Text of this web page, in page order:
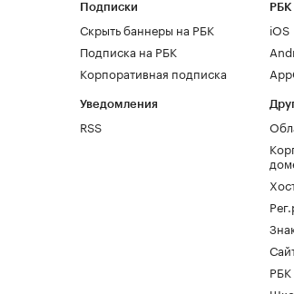
Подписки
Скрыть баннеры на РБК
Подписка на РБК
Корпоративная подписка
Уведомления
RSS
РБК
iOS